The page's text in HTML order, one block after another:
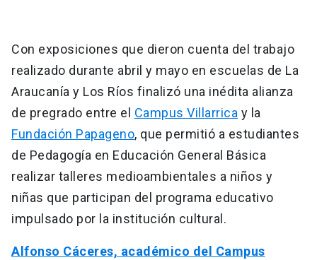
Con exposiciones que dieron cuenta del trabajo
realizado durante abril y mayo en escuelas de La
Araucanía y Los Ríos finalizó una inédita alianza
de pregrado entre el Campus Villarrica y la
Fundación Papageno, que permitió a estudiantes
de Pedagogía en Educación General Básica
realizar talleres medioambientales a niños y
niñas que participan del programa educativo
impulsado por la institución cultural.
Alfonso Cáceres, académico del Campus